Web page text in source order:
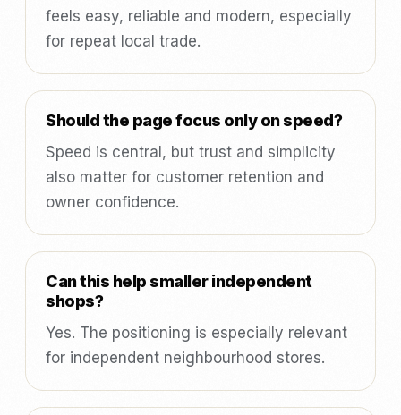
feels easy, reliable and modern, especially
for repeat local trade.
Should the page focus only on speed?
Speed is central, but trust and simplicity
also matter for customer retention and
owner confidence.
Can this help smaller independent
shops?
Yes. The positioning is especially relevant
for independent neighbourhood stores.